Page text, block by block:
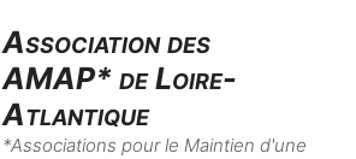
Association des
AMAP* de Loire-
Atlantique
*Associations pour le Maintien d'une